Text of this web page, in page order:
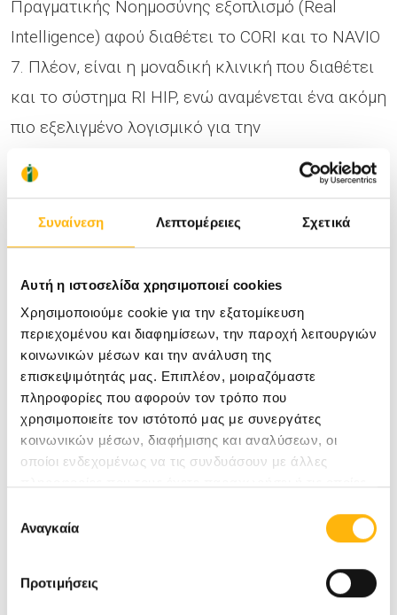
Συναίνεση Λεπτομέρειες Σχετικά
Αυτή η ιστοσελίδα χρησιμοποιεί cookies
Χρησιμοποιούμε cookie για την εξατομίκευση
περιεχομένου και διαφημίσεων, την παροχή λειτουργιών
κοινωνικών μέσων και την ανάλυση της
επισκεψιμότητάς μας. Επιπλέον, μοιραζόμαστε
πληροφορίες που αφορούν τον τρόπο που
χρησιμοποιείτε τον ιστότοπό μας με συνεργάτες
κοινωνικών μέσων, διαφήμισης και αναλύσεων, οι
οποίοι ενδεχομένως να τις συνδυάσουν με άλλες
των υπηρεσιών τους.
συγκατάθεσης
Αναγκαία
Προτιμήσεις
Πραγματικής Νοημοσύνης εξοπλισμό (Real
Intelligence) αφού διαθέτει το CORI και το NAVIO
7. Πλέον, είναι η μοναδική κλινική που διαθέτει
και το σύστημα RI HIP, ενώ αναμένεται ένα ακόμη
πιο εξελιγμένο λογισμικό για την
πραγματοποίηση επεμβάσεων αθλητικών
κακώσεων.